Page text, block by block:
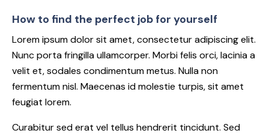
How to find the perfect job for yourself
Lorem ipsum dolor sit amet, consectetur adipiscing elit.
Nunc porta fringilla ullamcorper. Morbi felis orci, lacinia a
velit et, sodales condimentum metus. Nulla non
fermentum nisl. Maecenas id molestie turpis, sit amet
feugiat lorem.
Curabitur sed erat vel tellus hendrerit tincidunt. Sed